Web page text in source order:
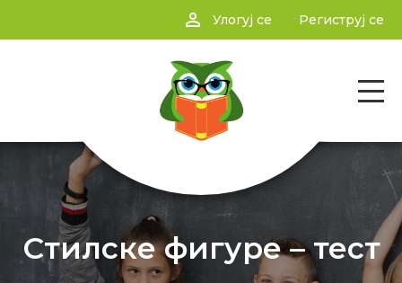
person_outline Улогуј се Региструј се
Стилске фигуре – тест